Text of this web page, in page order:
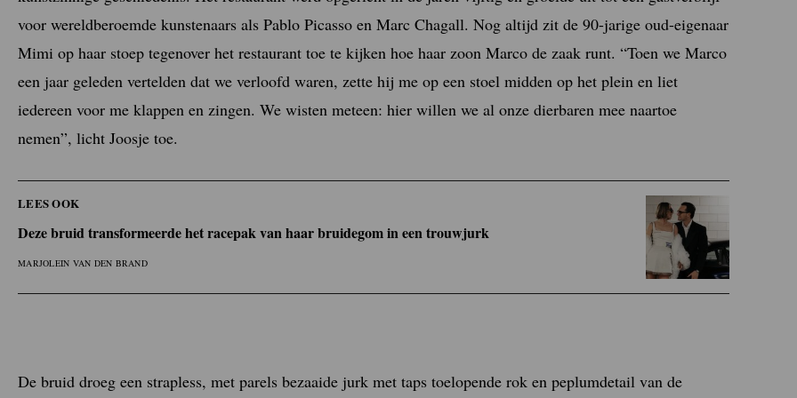
voor wereldberoemde kunstenaars als Pablo Picasso en Marc Chagall. Nog altijd zit de 90-jarige oud-eigenaar
Mimi op haar stoep tegenover het restaurant toe te kijken hoe haar zoon Marco de zaak runt. “Toen we Marco
een jaar geleden vertelden dat we verloofd waren, zette hij me op een stoel midden op het plein en liet
iedereen voor me klappen en zingen. We wisten meteen: hier willen we al onze dierbaren mee naartoe
nemen”, licht Joosje toe.
LEES OOK
Deze bruid transformeerde het racepak van haar bruidegom in een trouwjurk
MARJOLEIN VAN DEN BRAND
De bruid droeg een strapless, met parels bezaaide jurk met taps toelopende rok en peplumdetail van de